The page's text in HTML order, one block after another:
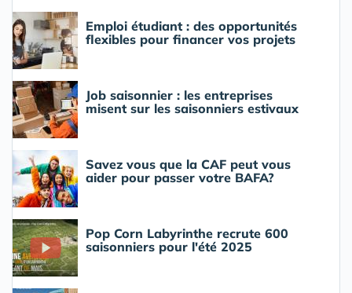
Emploi étudiant : des opportunités
flexibles pour financer vos projets
Job saisonnier : les entreprises
misent sur les saisonniers estivaux
Savez vous que la CAF peut vous
aider pour passer votre BAFA?
Pop Corn Labyrinthe recrute 600
saisonniers pour l'été 2025